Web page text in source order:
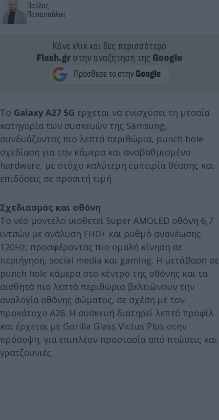
Παύλος
Παπαπαύλου
Κάνε κλικ και δες περισσότερο
Flash.grστην αναζήτηση της Google
Το Galaxy A27 5G έρχεται να ενισχύσει τη μεσαία
κατηγορία των συσκευών της Samsung,
συνδυάζοντας πιο λεπτά περιθώρια, punch hole
σχεδίαση για την κάμερα και αναβαθμισμένο
hardware, με στόχο καλύτερη εμπειρία θέασης και
επιδόσεις σε προσιτή τιμή.
Σχεδιασμός και οθόνη
Το νέο μοντέλο υιοθετεί Super AMOLED οθόνη 6,7
ιντσών με ανάλυση FHD+ και ρυθμό ανανέωσης
120Hz, προσφέροντας πιο ομαλή κίνηση σε
περιήγηση, social media και gaming. Η μετάβαση σε
punch hole κάμερα στο κέντρο της οθόνης και τα
αισθητά πιο λεπτά περιθώρια βελτιώνουν την
αναλογία οθόνης σώματος, σε σχέση με τον
προκάτοχο A26. Η συσκευή διατηρεί λεπτό προφίλ
και έρχεται με Gorilla Glass Victus Plus στην
πρόσοψη, για επιπλέον προστασία από πτώσεις και
γρατζουνιές.